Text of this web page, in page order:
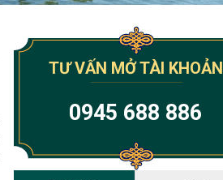
TƯ VẤN MỞ TÀI KHOẢN
0945 688 886